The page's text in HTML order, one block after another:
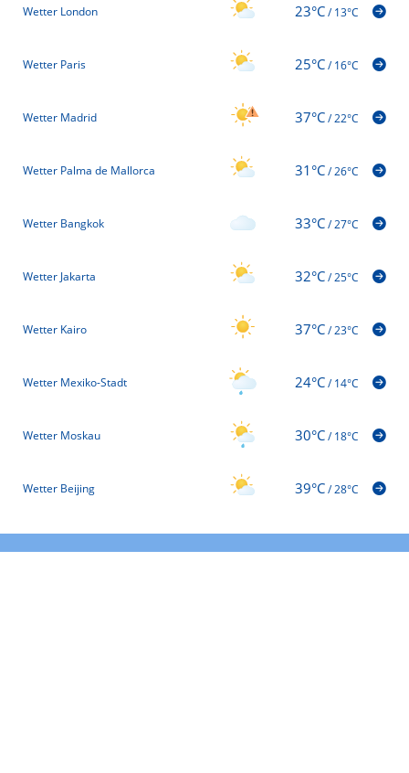
Wetter London 23°C/13°C
Wetter Paris 25°C/16°C
Wetter Madrid 37°C/22°C
Wetter Palma de Mallorca 31°C/26°C
Wetter Bangkok 33°C/27°C
Wetter Jakarta 32°C/25°C
Wetter Kairo 37°C/23°C
Wetter Mexiko-Stadt 24°C/14°C
Wetter Moskau 30°C/18°C
Wetter Beijing 39°C/28°C